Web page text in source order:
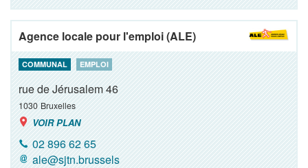
Agence locale pour l'emploi (ALE)
COMMUNAL EMPLOI
rue de Jérusalem 46
1030 Bruxelles
VOIR PLAN
02 896 62 65
ale@sjtn.brussels